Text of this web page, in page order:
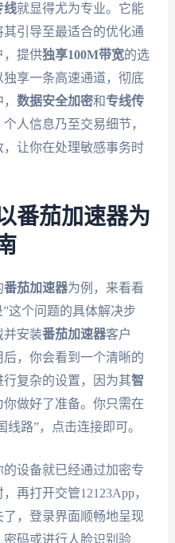
线就显得尤为专业。它能
引导至最适合的优化通
，提供独享100M带宽的选
享一条高速通道，彻底
数据安全加密和专线传
人信息乃至交易细节，
让你在处理敏感事务时
番茄加速器为
番茄加速器为例，来看看
这个问题的具体解决步
并安装番茄加速器客户
，你会看到一个清晰的
复杂的设置，因为其智
做好了准备。你只需在
线路”，点击连接即可。
设备就已经通过加密专
再打开交管12123App，
，登录界面顺畅地呈现
码或进行人脸识别验